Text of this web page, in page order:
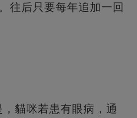
往后只要每年追加一回
貓咪若患有眼病，通